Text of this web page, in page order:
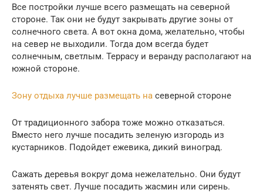
Все постройки лучше всего размещать на северной
стороне. Так они не будут закрывать другие зоны от
солнечного света. А вот окна дома, желательно, чтобы
на север не выходили. Тогда дом всегда будет
солнечным, светлым. Террасу и веранду располагают на
южной стороне.
Зону отдыха лучше размещать на северной стороне
От традиционного забора тоже можно отказаться.
Вместо него лучше посадить зеленую изгородь из
кустарников. Подойдет ежевика, дикий виноград.
Сажать деревья вокруг дома нежелательно. Они будут
затенять свет. Лучше посадить жасмин или сирень.